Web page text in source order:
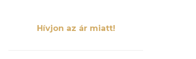
Hívjon az ár miatt!